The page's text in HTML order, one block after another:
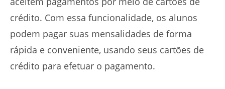
crédito. Com essa funcionalidade, os alunos
podem pagar suas mensalidades de forma
rápida e conveniente, usando seus cartões de
crédito para efetuar o pagamento.